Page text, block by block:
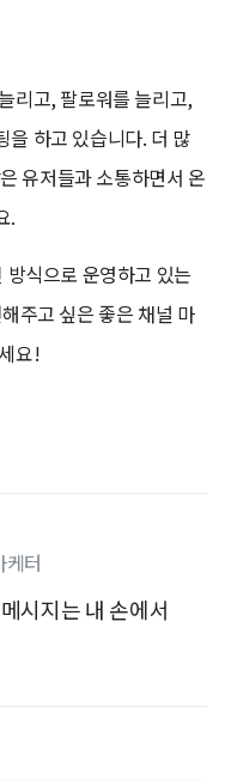
리고, 팔로워를 늘리고,
을 하고 있습니다. 더 많
유저들과 소통하면서 온
.
식으로 운영하고 있는
주고 싶은 좋은 채널 마
요!
터
시지는 내 손에서